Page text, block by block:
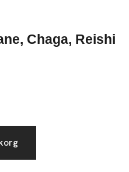
Chaga, Reishi